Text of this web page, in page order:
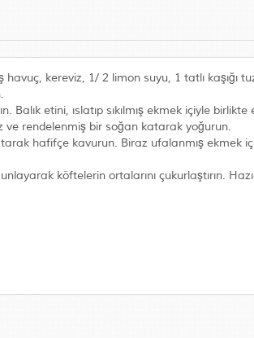
kereviz, 1/ 2 limon suyu, 1 tatlı kaşığı
Balık etini, ıslatıp sıkılmış ekmek içiyle
ve rendelenmiş bir soğan katarak yoğurun.
hafifçe kavurun. Biraz ufalanmış ekmek içi,
köftelerin ortalarını çukurlaştırın.